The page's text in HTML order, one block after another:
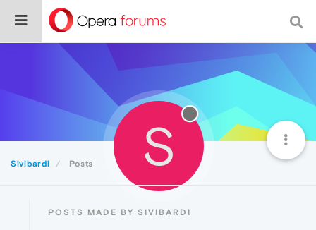
Sivibardi Posts S
POSTS MADE BY SIVIBARDI